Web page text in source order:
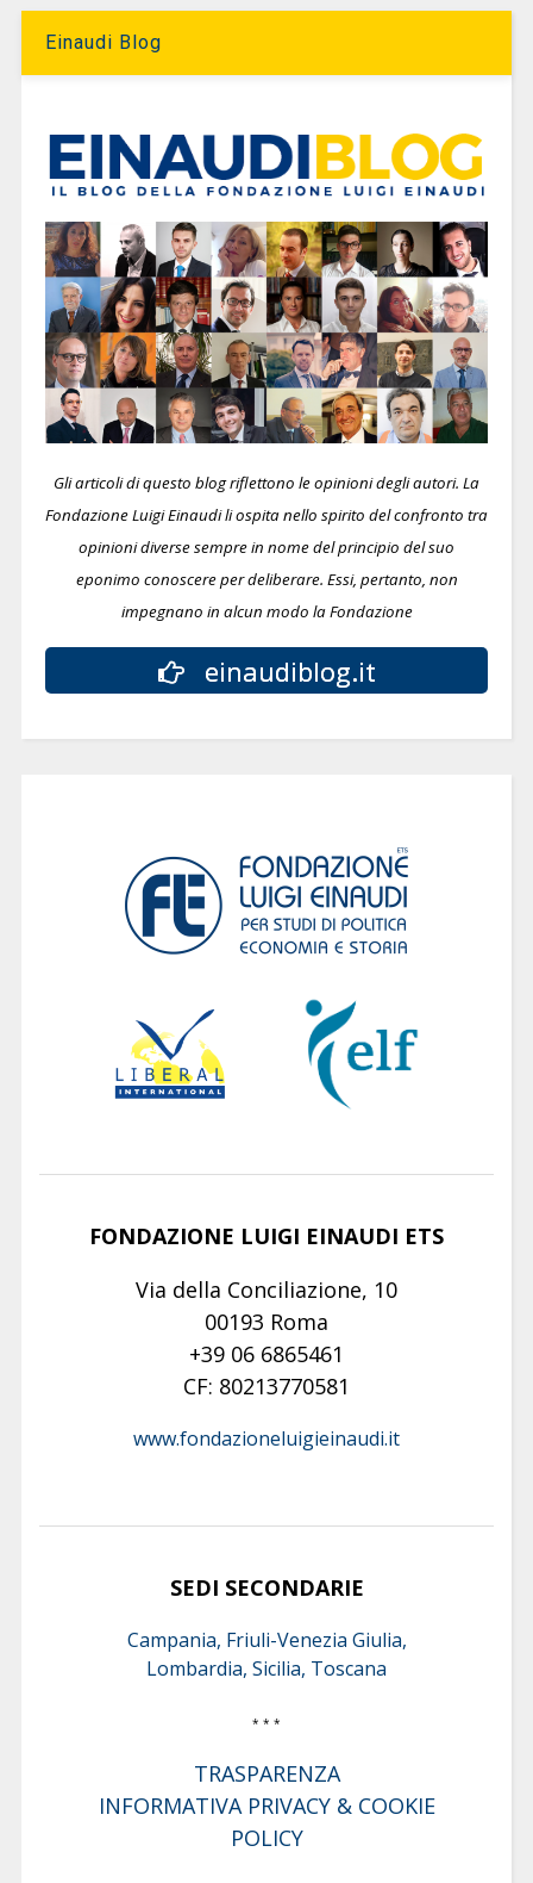
Einaudi Blog
Gli articoli di questo blog riflettono le opinioni degli autori. La
Fondazione Luigi Einaudi li ospita nello spirito del confronto tra
opinioni diverse sempre in nome del principio del suo
eponimo conoscere per deliberare. Essi, pertanto, non
impegnano in alcun modo la Fondazione
einaudiblog.it
FONDAZIONE LUIGI EINAUDI ETS
Via della Conciliazione, 10
00193 Roma
+39 06 6865461
CF: 80213770581
www.fondazioneluigieinaudi.it
SEDI SECONDARIE
Campania, Friuli-Venezia Giulia,
Lombardia, Sicilia, Toscana
* * *
TRASPARENZA
INFORMATIVA PRIVACY & COOKIE
POLICY